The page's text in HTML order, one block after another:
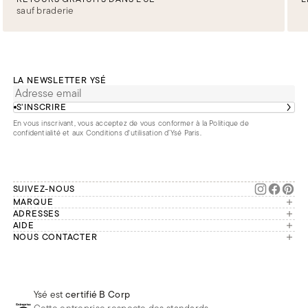
sauf braderie
LA NEWSLETTER YSÉ
S’INSCRIRE
En vous inscrivant, vous acceptez de vous conformer à la Politique de
confidentialitéet aux Conditions d'utilisation d’Ysé Paris.
SUIVEZ-NOUS
MARQUE
Manifesto
Engagements
Seconde vie
ADRESSES
Paris
France
AIDE
Mon compte
Livraisons & Retours
NOUS CONTACTER
Téléphone
E-mail
Ysé estcertifié B Corp